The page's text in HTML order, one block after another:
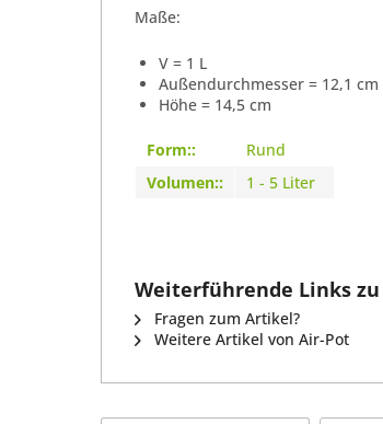
Maße:
V = 1 L
Außendurchmesser = 12,1 cm
Höhe = 14,5 cm
Form::
Rund
Volumen::
1 - 5 Liter
Weiterführende Links
Fragen zum Artikel?
Weitere Artikel von Air-Pot